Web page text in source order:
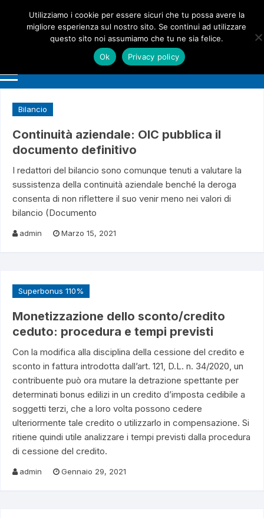
contenuto
Bilancio
Continuità aziendale: OIC pubblica il
documento definitivo
I redattori del bilancio sono comunque tenuti a valutare la
sussistenza della continuità aziendale benché la deroga
consenta di non riflettere il suo venir meno nei valori di
bilancio (Documento
admin Marzo 15, 2021
Superbonus 110%
Monetizzazione dello sconto/credito
ceduto: procedura e tempi previsti
Con la modifica alla disciplina della cessione del credito e
sconto in fattura introdotta dall’art. 121, D.L. n. 34/2020, un
contribuente può ora mutare la detrazione spettante per
determinati bonus edilizi in un credito d’imposta cedibile a
soggetti terzi, che a loro volta possono cedere
ulteriormente tale credito o utilizzarlo in compensazione. Si
ritiene quindi utile analizzare i tempi previsti dalla procedura
di cessione del credito.
admin Gennaio 29, 2021
Utilizziamo i cookie per essere sicuri che tu possa avere la
migliore esperienza sul nostro sito. Se continui ad utilizzare
questo sito noi assumiamo che tu ne sia felice.
Ok
Privacy policy